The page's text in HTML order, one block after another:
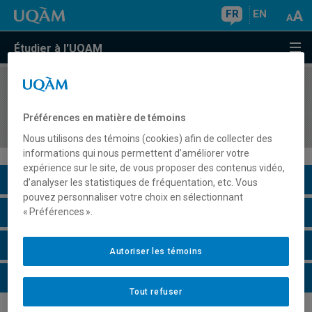
FR EN
Étudier à l'UQAM
COURS//
XIXe siècle)
Description du cours
Horaire - Été 2026
Horaire - Automne 2026
Horaire - Hiver 2027
Préférences en matière de témoins
Nous utilisons des témoins (cookies) afin de collecter des
informations qui nous permettent d’améliorer votre
expérience sur le site, de vous proposer des contenus vidéo,
d’analyser les statistiques de fréquentation, etc. Vous
pouvez personnaliser votre choix en sélectionnant
« Préférences ».
Tout refuser
Autoriser les témoins